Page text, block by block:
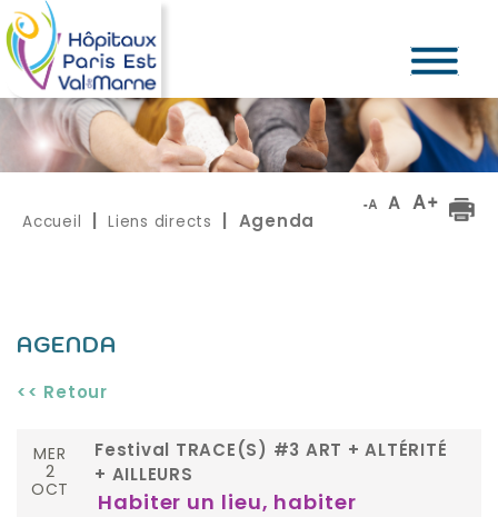
Accueil Liens directs | Agenda
AGENDA
<< Retour
MER
2
OCT
Festival TRACE(S) #3 ART + ALTÉRITÉ
+ AILLEURS
Habiter un lieu, habiter